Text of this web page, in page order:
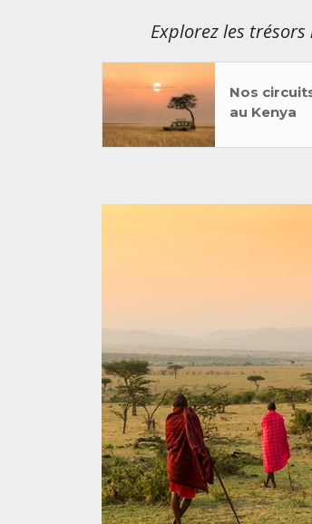
Explorez les
Nos
au Kenya